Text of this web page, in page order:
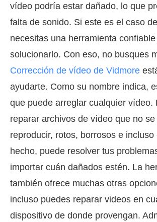
vídeo podría estar dañado, lo que
falta de sonido. Si este es el caso
necesitas una herramienta
solucionarlo. Con eso, no busques
Corrección de vídeo de Vidmore
ayudarte. Como su nombre indica,
que puede arreglar cualquier vídeo.
reparar archivos de vídeo que no se
reproducir, rotos, borrosos e
hecho, puede resolver tus
importar cuán dañados estén. La
también ofrece muchas otras
incluso puedes reparar videos en
dispositivo de donde provengan.